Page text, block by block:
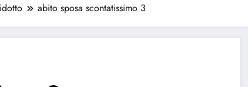
abito sposa scontatissimo 3